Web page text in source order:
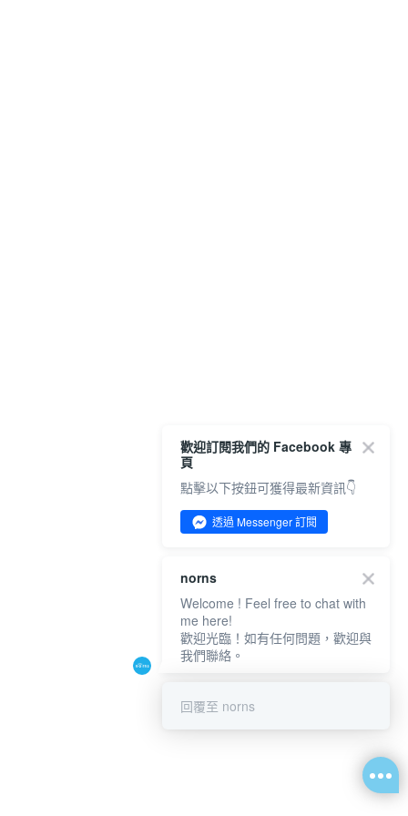
歡迎訂閱我們的 Facebook 專
頁
點擊以下按鈕可獲得最新資訊👇
透過 Messenger 訂閱
norns
Welcome ! Feel free to chat with
me here!
歡迎光臨！如有任何問題，歡迎與
我們聯絡。
回覆至 norns